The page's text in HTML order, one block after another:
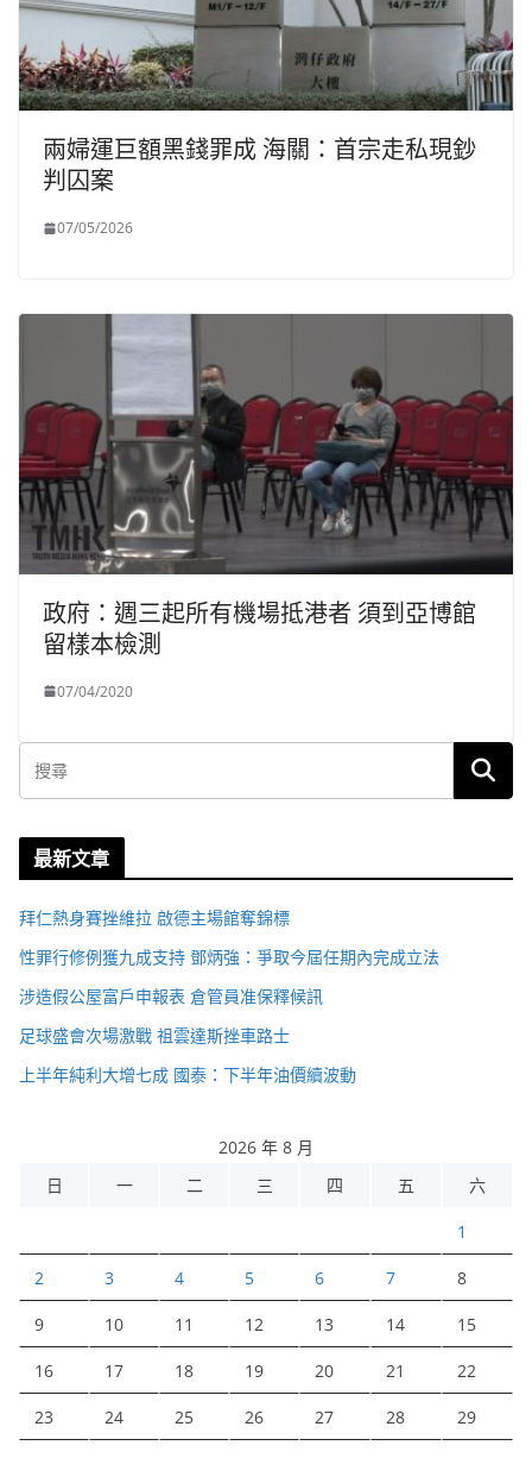
兩婦運巨額黑錢罪成 海關：首宗走私現鈔
判囚案
07/05/2026
政府：週三起所有機場抵港者 須到亞博館
留樣本檢測
07/04/2020
最新文章
拜仁熱身賽挫維拉 啟德主場館奪錦標
性罪行修例獲九成支持 鄧炳強：爭取今屆任期內完成立法
涉造假公屋富戶申報表 倉管員准保釋候訊
足球盛會次場激戰 祖雲達斯挫車路士
上半年純利大增七成 國泰：下半年油價續波動
2026 年 8 月
日
一 二 三 四 五 六
1
2 3 4 5 6 7 8
9 10 11 12 13 14 15
16 17 18 19 20 21 22
23 24 25 26 27 28 29